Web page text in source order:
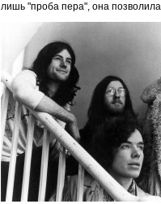
лишь "проба пера", она